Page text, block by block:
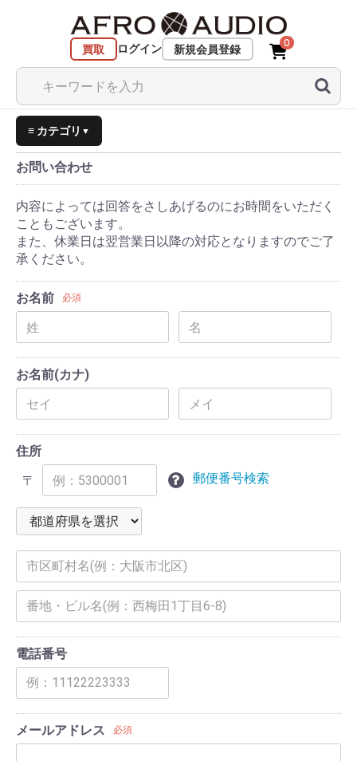
買取 ログイン 新規会員登録
0
≡ カテゴリ ▼
お問い合わせ
内容によっては回答をさしあげるのにお時間をいただく
こともございます。
また、休業日は翌営業日以降の対応となりますのでご了
承ください。
お名前 必須
お名前(カナ)
住所
〒
郵便番号検索
電話番号
メールアドレス 必須